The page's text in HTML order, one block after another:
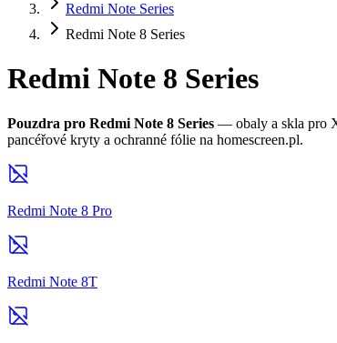
Redmi Note Series
Redmi Note 8 Series
Redmi Note 8 Series
Pouzdra pro Redmi Note 8 Series — obaly a skla pro
pancéřové kryty a ochranné fólie na homescreen.pl.
Redmi Note 8 Pro
Redmi Note 8T